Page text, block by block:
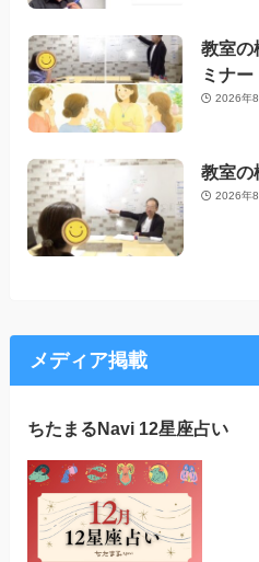
教室の
ミナー
2026年
教室の
2026年
メディア掲載
ちたまるNavi 12星座占い